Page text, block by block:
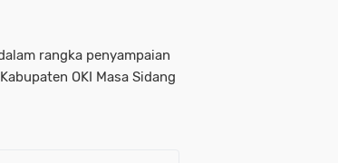
rangka penyampaian
OKI Masa Sidang